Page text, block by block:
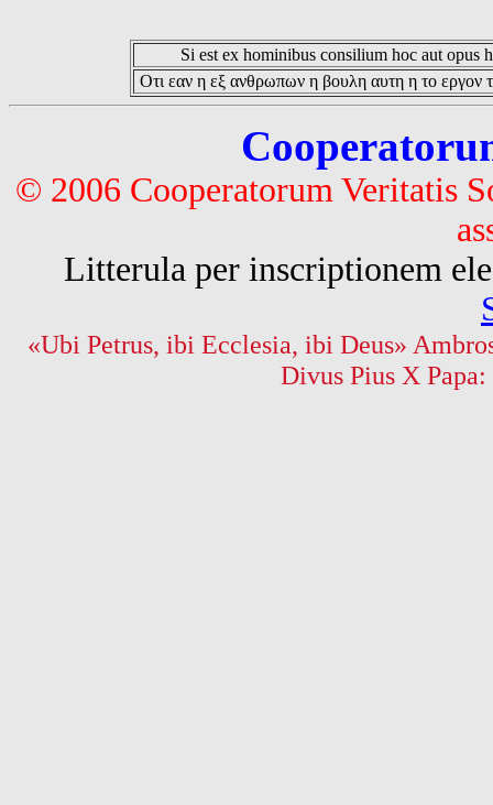
Si est ex hominibus consilium hoc aut opus
Οτι εαν η εξ ανθρωπων η βουλη αυτη η το εργον
© 2006 Cooperatorum Veritatis
Litterula per inscriptionem
«Ubi Petrus, ibi Ecclesia, ibi Deus»
Divus Pius X Papa: